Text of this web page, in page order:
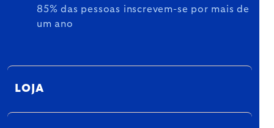
85% das pessoas inscrevem-se por mais de
um ano
LOJA